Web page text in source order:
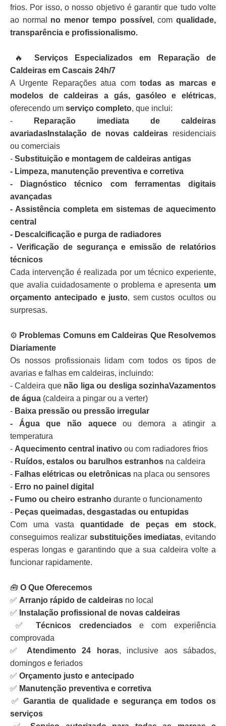
frios. Por isso, o nosso objetivo é garantir que tudo volte
ao normal no menor tempo possível , comqualidade,
transparência e profissionalismo.
🔥
Serviços Especializados em Reparação de
Caldeiras em Cascais 24h/7
A Urgente Reparações atua com todas as marcas e
modelos de caldeiras a gás, gasóleo e elétricas,
oferecendo um serviço completo, que inclui:
-
Reparação imediata de caldeiras
avariadasInstalação de novas caldeiras residenciais
ou comerciais
- Substituição e montagem de caldeiras antigas
- Limpeza, manutenção preventiva e corretiva
- Diagnóstico técnico com ferramentas digitais
avançadas
- Assistência completa em sistemas de aquecimento
central
- Descalcificação e purga de radiadores
- Verificação de segurança e emissão de relatórios
técnicos
Cada intervenção é realizada por um técnico experiente,
que avalia cuidadosamente o problema e apresenta um
orçamento antecipado e justo, sem custos ocultos ou
surpresas.
⚙️ Problemas Comuns em Caldeiras Que Resolvemos
Diariamente
Os nossos profissionais lidam com todos os tipos de
avarias e falhas em caldeiras, incluindo:
- Caldeira que não liga ou desliga sozinhaVazamentos
de água (caldeira a pingar ou a verter)
- Baixa pressão ou pressão irregular
- Água que não aqueceou demora a atingir a
temperatura
- Aquecimento central inativo ou com radiadores frios
- Ruídos, estalos ou barulhos estranhos na caldeira
- Falhas elétricas ou eletrônicas na placa ou sensores
- Erro no painel digital
- Fumo ou cheiro estranho durante o funcionamento
- Peças queimadas, desgastadas ou entupidas
Com uma vastaquantidade de peças em stock,
conseguimos realizar substituições imediatas, evitando
esperas longas e garantindo que a sua caldeira volte a
funcionar rapidamente.
🧰 O Que Oferecemos
✅ Arranjo rápido de caldeiras no local
✅ Instalação profissional de novas caldeiras
✅Técnicos credenciadose com experiência
comprovada
✅ Atendimento 24 horas, inclusive aos sábados,
domingos e feriados
✅ Orçamento justo e antecipado
✅ Manutenção preventiva e corretiva
✅Garantia de qualidade e segurança em todos os
serviços